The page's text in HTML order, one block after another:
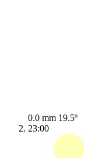
0.0 mm 19.5º
23:00